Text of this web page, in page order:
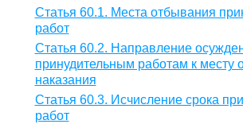
Статья 60.1. Места отбывания
работ
Статья 60.2. Направление
принудительным работам к месту
наказания
Статья 60.3. Исчисление срока
работ